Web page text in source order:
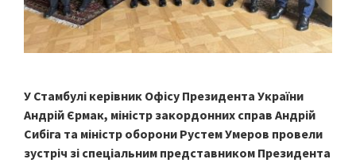
У Стамбулі керівник Офісу Президента України
Андрій Єрмак, міністр закордонних справ Андрій
Сибіга та міністр оборони Рустем Умеров провели
зустріч зі спеціальним представником Президента